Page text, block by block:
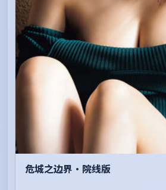
危城之边界·院线版